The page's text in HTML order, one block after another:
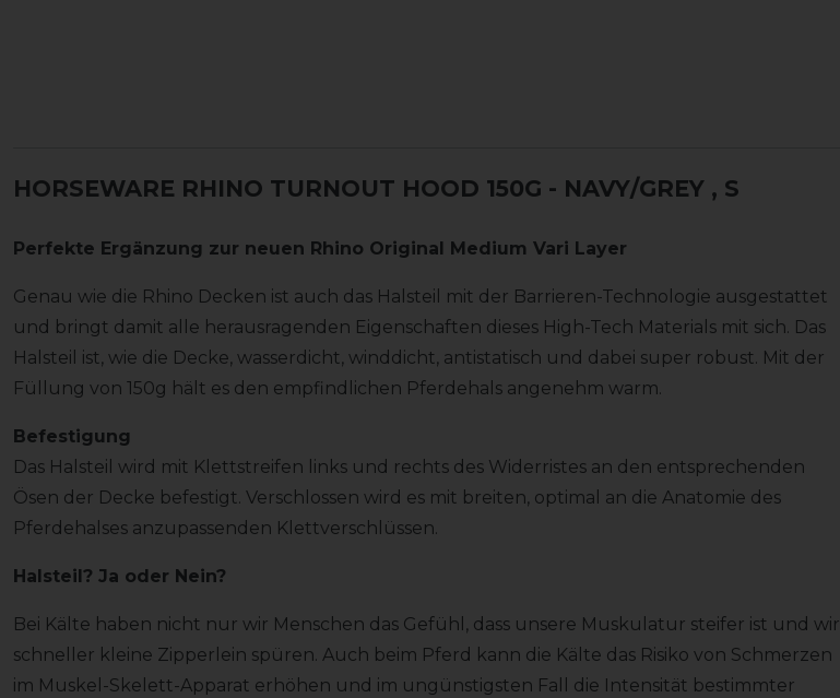
HORSEWARE RHINO TURNOUT HOOD 150G - NAVY/GREY , S
Perfekte Ergänzung zur neuen Rhino Original Medium Vari Layer
Genau wie die Rhino Decken ist auch das Halsteil mit der Barrieren-Technologie ausgestattet
und bringt damit alle herausragenden Eigenschaften dieses High-Tech Materials mit sich. Das
Halsteil ist, wie die Decke, wasserdicht, winddicht, antistatisch und dabei super robust. Mit der
Füllung von 150g hält es den empfindlichen Pferdehals angenehm warm.
Befestigung
Das Halsteil wird mit Klettstreifen links und rechts des Widerristes an den entsprechenden
Ösen der Decke befestigt. Verschlossen wird es mit breiten, optimal an die Anatomie des
Pferdehalses anzupassenden Klettverschlüssen.
Halsteil? Ja oder Nein?
Bei Kälte haben nicht nur wir Menschen das Gefühl, dass unsere Muskulatur steifer ist und wir
schneller kleine Zipperlein spüren. Auch beim Pferd kann die Kälte das Risiko von Schmerzen
im Muskel-Skelett-Apparat erhöhen und im ungünstigsten Fall die Intensität bestimmter